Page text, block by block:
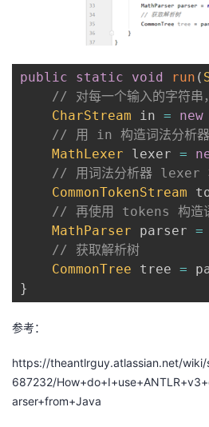
public static void run (
// 对每一个输入的字符
CharStream in = new
// 用 in 构造词法分析器
MathLexer lexer =
// 用词法分析器 lexer
CommonTokenStream
// 再使用 tokens 构造
MathParser parser =
// 获取解析树
CommonTree tree =
}
参考：
https://theantlrguy.atlassian.net/
687232/
arser+from+Java